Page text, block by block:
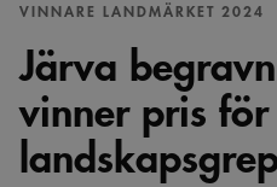
VINNARE LANDMÄRKET 2024
Järva
vinner pris